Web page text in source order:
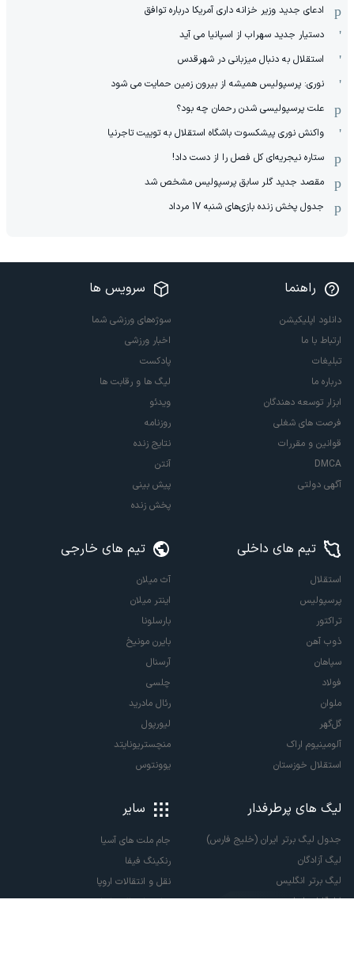
ادعای جدید وزیر خزانه داری آمریکا درباره توافق
دستیار جدید سهراب از اسپانیا می آید
استقلال به دنبال میزبانی در شهرقدس
نوری: پرسپولیس همیشه از بیرون زمین حمایت می شود
علت پرسپولیسی شدن رحمان چه بود؟
واکنش نوری پیشکسوت باشگاه استقلال به توییت تاجرنیا
ستاره نیجریه‌ای کل فصل را از دست داد!
مقصد جدید گلر سابق پرسپولیس مشخص شد
جدول پخش زنده بازی‌های شنبه 17 مرداد
راهنما
دانلود اپلیکیشن
ارتباط با ما
تبلیغات
درباره ما
ابزار توسعه دهندگان
فرصت های شغلی
قوانین و مقررات
DMCA
آگهی دولتی
سرویس ها
سوژه‌های ورزشی شما
اخبار ورزشی
پادکست
لیگ ها و رقابت ها
ویدئو
روزنامه
نتایج زنده
آنتن
پیش بینی
پخش زنده
تیم های داخلی
استقلال
پرسپولیس
تراکتور
ذوب آهن
سپاهان
فولاد
ملوان
گل‌گهر
آلومینیوم اراک
استقلال خوزستان
تیم های خارجی
آث میلان
اینتر میلان
بارسلونا
بایرن مونیخ
آرسنال
چلسی
رئال مادرید
لیورپول
منچستریونایتد
یوونتوس
لیگ های پرطرفدار
جدول لیگ برتر ایران (خلیج فارس)
لیگ آزادگان
لیگ برتر انگلیس
لالیگا اسپانیا
سایر
جام ملت های آسیا
رنکینگ فیفا
نقل و انتقالات اروپا
نقل و انتقالات ایران